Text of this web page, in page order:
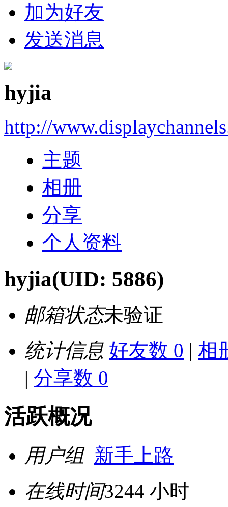
加为好友
发送消息
hyjia
http://
主题
相册
分享
个人资料
hyjia(UID: 5886)
邮箱状态未验证
统计信息 好友数 0 | 相
| 分享数 0
活跃概况
用户组 新手上路
在线时间3244 小时